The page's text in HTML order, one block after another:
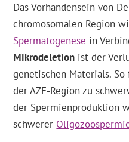
Das Vorhandensein von
chromosomalen Region
Spermatogenese in
Mikrodeletion ist der
genetischen Materials.
der AZF-Region zu
der Spermienproduktion
schwerer